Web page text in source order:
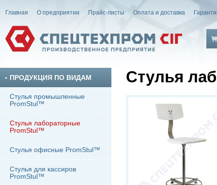
Главная О предприятии Прайс-листы Оплата и доставка
ПРОДУКЦИЯ ПО ВИДАМ
Стулья промышленные
PromStul™
Стулья лабораторные
PromStul™
Стулья офисные PromStul™
Стулья для кассиров
PromStul™
Стулья